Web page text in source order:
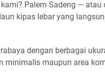
Palem Sadeng — atau
kipas lebar yang
dengan berbagai
minimalis maupun area